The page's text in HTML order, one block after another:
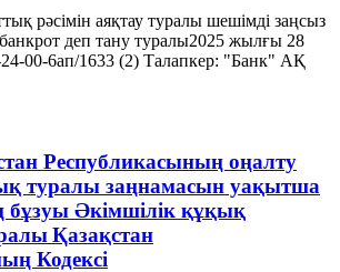
рәсімін аяқтау туралы шешімді заңсыз
деп тану туралы2025 жылғы 28
00-6ап/1633 (2) Талапкер: "Банк" АҚ
Республикасының оңалту
туралы заңнамасын уақытша
Әкімшілік құқық
Қазақстан
Кодексі